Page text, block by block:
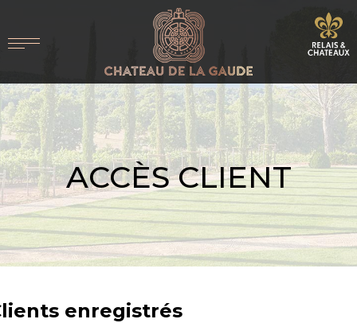
ACCÈS CLIENT
enregistrés